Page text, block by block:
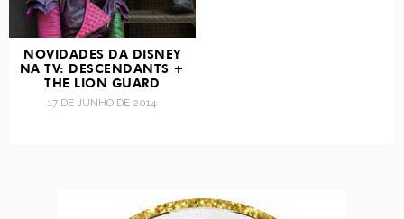
NOVIDADES DA DISNEY
NA TV: DESCENDANTS +
THE LION GUARD
17 DE JUNHO DE 2014